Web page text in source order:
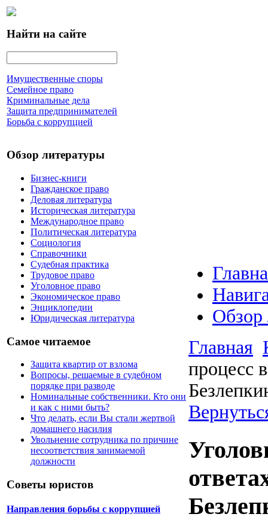
Найти на сайте
Имущественные споры
Семейное право
Криминальные дела
Защита предпринимателей
Борьба с коррупцией
Обзор литературы
Бизнес-книги
Гражданское право
Деловая литература
Историческая литература
Международное право
Политическая литература
Социология
Справочники
Судебная практика
Трудовое право
Уголовное право
Экономическое право
Энциклопедии
Юридическая литература
Самое читаемое
Защита квартир от взлома
Вопросы, решаемые в судебном
порядке при разводе
Номинальные собственники. Кто они
и как с ними быть?
Что делать, если Вы стали жертвой
домашнего насилия
Увольнение сотрудника по причине
несоответствия занимаемой
должности
Советы юристов
Направления борьбы с коррупцией
Обзор
Главная
процесс